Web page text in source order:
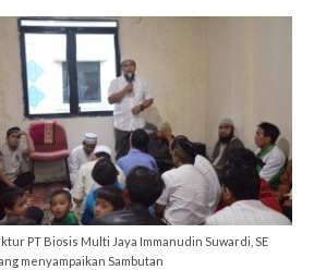
PT Biosis Multi Jaya Immanudin Suwardi, SE
menyampaikan Sambutan